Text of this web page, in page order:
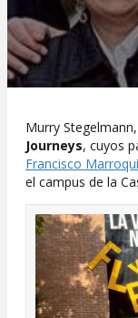
Murry
Journeys, cuyos
Francisco
el campus de la